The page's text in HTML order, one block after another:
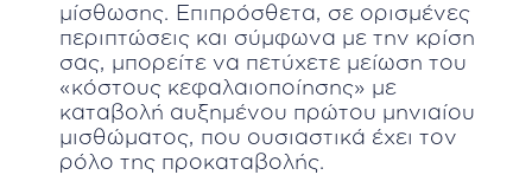
μίσθωσης. Επιπρόσθετα, σε ορισμένες
περιπτώσεις και σύμφωνα με την κρίση
σας, μπορείτε να πετύχετε μείωση του
«κόστους κεφαλαιοποίησης» με
καταβολή αυξημένου πρώτου μηνιαίου
μισθώματος, που ουσιαστικά έχει τον
ρόλο της προκαταβολής.